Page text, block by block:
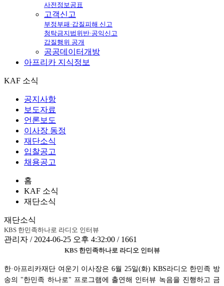
사전정보공표
고객신고
부정부패·갑질피해 신고
청탁금지법위반·공익신고
갑질행위 공개
공공데이터개방
아프리카 지식정보
KAF 소식
공지사항
보도자료
언론보도
이사장 동정
재단소식
입찰공고
채용공고
홈
KAF 소식
재단소식
재단소식
KBS 한민족하나로 라디오 인터뷰
관리자 / 2024-06-25 오후 4:32:00 / 1661
KBS 한민족하나로 라디오 인터뷰
한·아프리카재단 여운기 이사장은 6월 25일(화) KBS라디오 한민족 방
송의 "한민족 하나로" 프로그램에 출연해 인터뷰 녹음을 진행하고 금